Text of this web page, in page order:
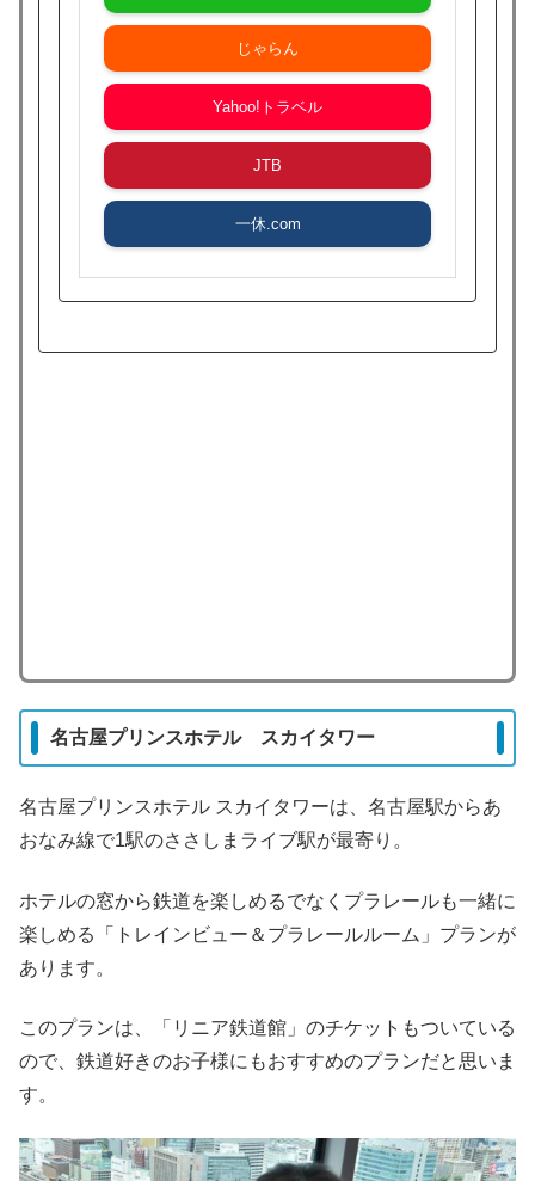
じゃらん
Yahoo!トラベル
JTB
一休.com
名古屋プリンスホテル スカイタワー
名古屋プリンスホテル スカイタワーは、名古屋駅からあ
おなみ線で1駅のささしまライブ駅が最寄り。
ホテルの窓から鉄道を楽しめるでなくプラレールも一緒に
楽しめる「トレインビュー＆プラレールルーム」プランが
あります。
このプランは、「リニア鉄道館」のチケットもついている
ので、鉄道好きのお子様にもおすすめのプランだと思いま
す。